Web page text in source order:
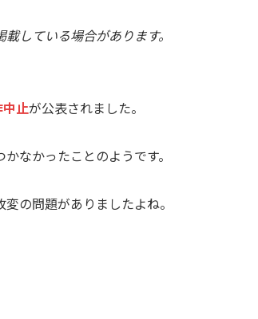
している場合があります。
止が公表されました。
なかったことのようです。
の問題がありましたよね。